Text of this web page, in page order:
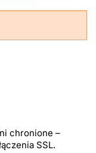
chronione –
SSL.